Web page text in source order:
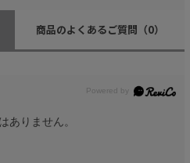
商品のよくあるご質問 （0）
ありません。